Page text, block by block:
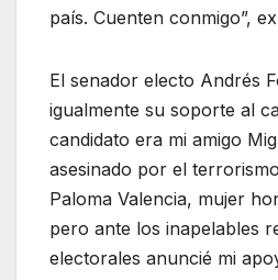
país. Cuenten conmigo”,
El senador electo Andrés
igualmente su soporte al
candidato era mi amigo
asesinado por el
Paloma Valencia, mujer
pero ante los inapelables
electorales anuncié mi